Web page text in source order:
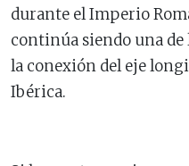
durante el Imperio
continúa siendo una de
la conexión del eje
Ibérica.